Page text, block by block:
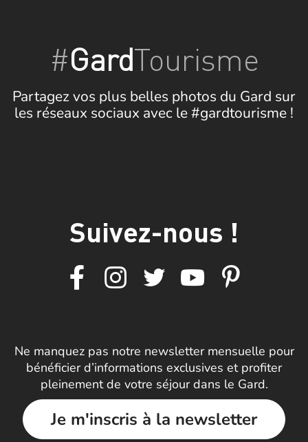
#GardTourisme
Partagez vos plus belles photos du Gard sur
les réseaux sociaux avec le #gardtourisme !
Suivez-nous !
Ne manquez pas notre newsletter mensuelle pour
bénéficier d’informations exclusives et profiter
pleinement de votre séjour dans le Gard.
Je m'inscris à la newsletter